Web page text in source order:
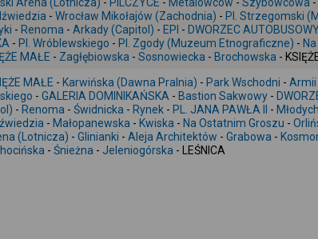
- Wrocław Mikołajów (Zachodnia) - Pl. Strzegomski
- Renoma - Arkady (Capitol) - EPI - DWORZEC
- Pl. Wróblewskiego - Pl. Zgody (Muzeum Etnograficzne) -
MAŁE - Zagłębiowska - Sosnowiecka - Brochowska -
MAŁE - Karwińska (Dawna Pralnia) - Park Wschodni - Armii
- GALERIA DOMINIKAŃSKA - Bastion Sakwowy -
- Renoma - Świdnicka - Rynek - PL. JANA PAWŁA II -
- Małopanewska - Kwiska - Na Ostatnim Groszu -
(Lotnicza) - Glinianki - Aleja Architektów - Grabowa -
- Śnieżna - Jeleniogórska - LEŚNICA